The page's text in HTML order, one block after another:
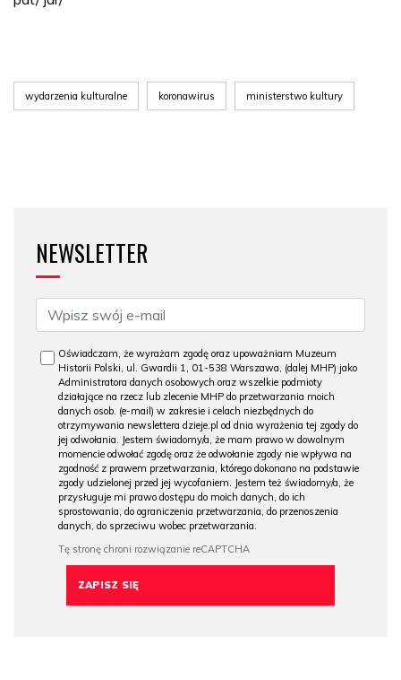
wydarzenia kulturalne koronawirus ministerstwo kultury
NEWSLETTER
Oświadczam, że wyrażam zgodę oraz upoważniam Muzeum
Historii Polski, ul. Gwardii 1, 01-538 Warszawa, (dalej MHP) jako
Administratora danych osobowych oraz wszelkie podmioty
działające na rzecz lub zlecenie MHP do przetwarzania moich
danych osob. (e-mail) w zakresie i celach niezbędnych do
otrzymywania newslettera dzieje.pl od dnia wyrażenia tej zgody do
jej odwołania. Jestem świadomy/a, że mam prawo w dowolnym
momencie odwołać zgodę oraz że odwołanie zgody nie wpływa na
zgodność z prawem przetwarzania, którego dokonano na podstawie
zgody udzielonej przed jej wycofaniem. Jestem też świadomy/a, że
przysługuje mi prawo dostępu do moich danych, do ich
sprostowania, do ograniczenia przetwarzania, do przenoszenia
danych, do sprzeciwu wobec przetwarzania.